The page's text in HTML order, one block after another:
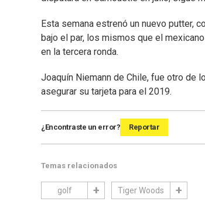
Esta semana estrenó un nuevo putter,
bajo el par, los mismos que el
en la tercera ronda.
Joaquín Niemann de Chile, fue otro de
asegurar su tarjeta para el 2019.
¿Encontraste un error? Reportar
Temas relacionados
golf Tiger Woods